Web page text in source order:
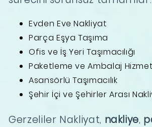
Evden Eve Nakliyat
Parça Eşya Taşıma
Ofis ve İş Yeri Taşımacılığı
Paketleme ve Ambalaj
Asansörlü Taşımacılık
Şehir İçi ve Şehirler Arası
Gerzeliler Nakliyat, nakliye,